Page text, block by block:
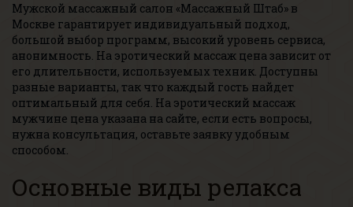
Мужской массажный салон «Массажный Штаб» в
Москве гарантирует индивидуальный подход,
большой выбор программ, высокий уровень сервиса,
анонимность. На эротический массаж цена зависит от
его длительности, используемых техник. Доступны
разные варианты, так что каждый гость найдет
оптимальный для себя. На эротический массаж
мужчине цена указана на сайте, если есть вопросы,
нужна консультация, оставьте заявку удобным
способом.
Основные виды релакса